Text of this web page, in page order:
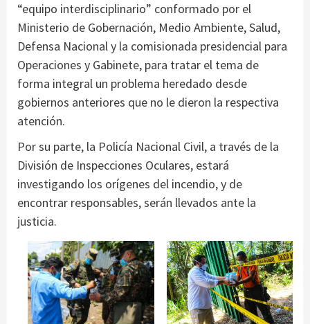
“equipo interdisciplinario” conformado por el
Ministerio de Gobernación, Medio Ambiente, Salud,
Defensa Nacional y la comisionada presidencial para
Operaciones y Gabinete, para tratar el tema de
forma integral un problema heredado desde
gobiernos anteriores que no le dieron la respectiva
atención.
Por su parte, la Policía Nacional Civil, a través de la
División de Inspecciones Oculares, estará
investigando los orígenes del incendio, y de
encontrar responsables, serán llevados ante la
justicia.